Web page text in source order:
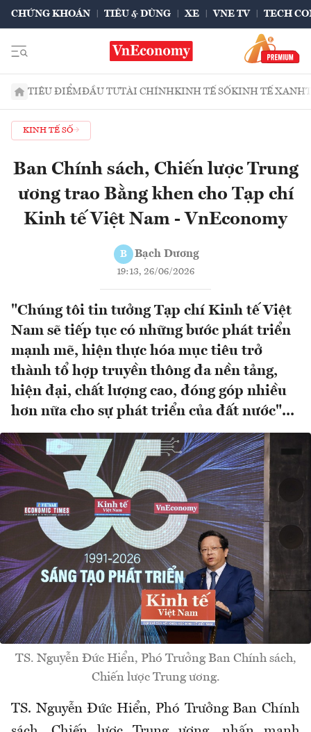
CHỨNG KHOÁN TIÊU & DÙNG XE VNE TV TECH
TIÊU ĐIỂMĐẦU TƯTÀI CHÍNHKINH TẾ SỐKINH TẾ XANH
KINH TẾ SỐ
Ban Chính sách, Chiến lược Trung
ương trao Bằng khen cho Tạp chí
Kinh tế Việt Nam - VnEconomy
B Bạch Dương
19:13, 26/06/2026
"Chúng tôi tin tưởng Tạp chí Kinh tế Việt
Nam sẽ tiếp tục có những bước phát triển
mạnh mẽ, hiện thực hóa mục tiêu trở
thành tổ hợp truyền thông đa nền tảng,
hiện đại, chất lượng cao, đóng góp nhiều
hơn nữa cho sự phát triển của đất nước"...
TS. Nguyễn Đức Hiển, Phó Trưởng Ban Chính sách,
Chiến lược Trung ương.
TS. Nguyễn Đức Hiển, Phó Trưởng Ban Chính